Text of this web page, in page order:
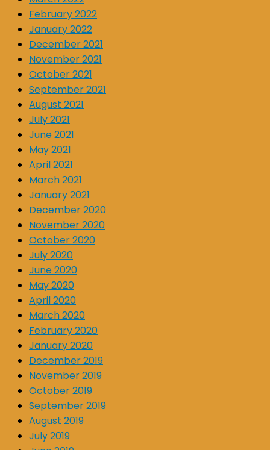
February 2022
January 2022
December 2021
November 2021
October 2021
September 2021
August 2021
July 2021
June 2021
May 2021
April 2021
March 2021
January 2021
December 2020
November 2020
October 2020
July 2020
June 2020
May 2020
April 2020
March 2020
February 2020
January 2020
December 2019
November 2019
October 2019
September 2019
August 2019
July 2019